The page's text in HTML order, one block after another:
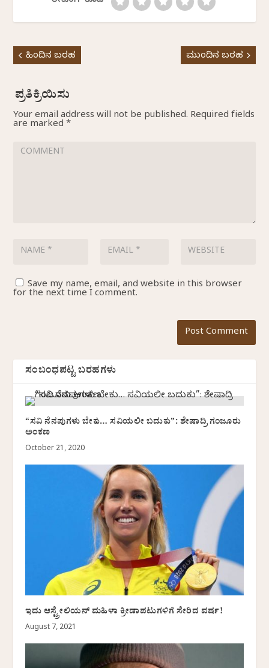
ಹಿಂದಿನ ಬರಹ ಮುಂದಿನ ಬರಹ
Your email address will not be published. Required fields
are marked *
Save my name, email, and website in this browser
for the next time I comment.
ಸಂಬಂಧಪಟ್ಟ ಬರಹಗಳು
“ಸವಿ ನೆನಪುಗಳು ಬೇಕು… ಸವಿಯಲೀ ಬದುಕು”: ಶೇಷಾದ್ರಿ ಗಂಜೂರು
ಅಂಕಣ
October 21, 2020
ಇದು ಆಸ್ಟ್ರೇಲಿಯನ್ ಮಹಿಳಾ ಕ್ರೀಡಾಪಟುಗಳಿಗೆ ಸೇರಿದ ವರ್ಷ!
August 7, 2021